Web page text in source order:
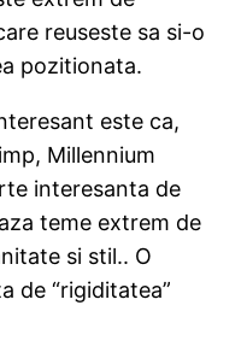
reuseste sa si-o
pozitionata.
este ca,
Millennium
interesanta de
teme extrem de
si stil.. O
de “rigiditatea”